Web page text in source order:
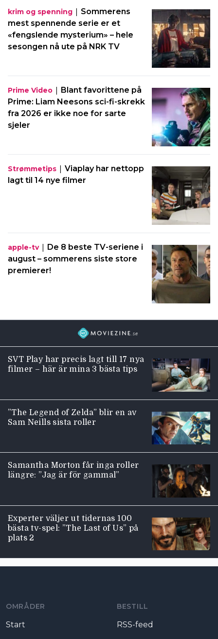
krim og spenning | Sommerens
mest spennende serie er et
«fengslende mysterium» – hele
sesongen nå ute på NRK TV
Prime Video | Blant favorittene på
Prime: Liam Neesons sci-fi-skrekk
fra 2026 er ikke noe for sarte
sjeler
Strømmetips | Viaplay har nettopp
lagt til 14 nye filmer
apple-tv| De 8 beste TV-seriene i
august – sommerens siste store
premierer!
SVT Play har precis lagt till 17 nya
filmer – här är mina 3 bästa tips
”The Legend of Zelda” blir en av
Sam Neills sista roller
Samantha Morton får inga roller
längre: ”Jag är för gammal”
Experter väljer ut tidernas 100
bästa tv-spel: ”The Last of Us” på
plats 2
OMRÅDER
Start
BESTILL
RSS-feed